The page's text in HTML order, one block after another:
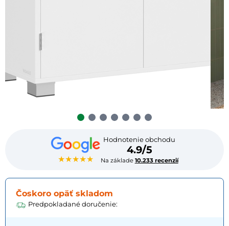
★★★★★
Hodnotenie obchodu
4.9/5
Na základe 10.233 recenzií
Čoskoro opäť skladom
Predpokladané doručenie: